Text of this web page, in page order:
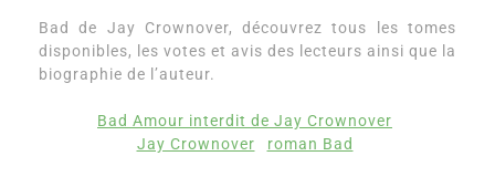
Bad de Jay Crownover, découvrez tous les tomes
disponibles, les votes et avis des lecteurs ainsi que la
biographie de l’auteur.
Bad Amour interdit de Jay Crownover
Jay Crownover
roman Bad